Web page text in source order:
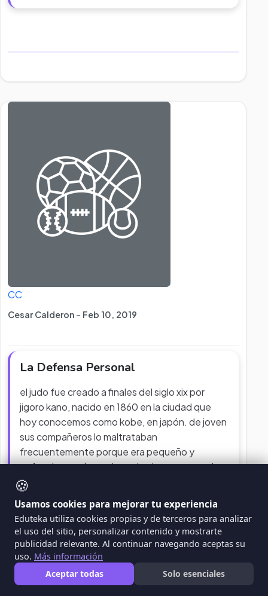
CC
Cesar Calderon - Feb 10, 2019
La Defensa Personal
el judo fue creado a finales del siglo xix por
jigoro kano, nacido en 1860 en la ciudad que
hoy conocemos como kobe, en japón. de joven
sus compañeros lo maltrataban
frecuentemente porque era pequeño y
enfermizo, razón por la cual quiso encontrar la
forma de hacerse fuerte. a los
PROYECTO EDUCACIÓN FÍSICA
🍪
Usamos cookies para mejorar tu experiencia
Eduteka utiliza cookies propias y de terceros para analizar
el uso del sitio, personalizar contenido y mostrarte
publicidad relevante. Al continuar navegando aceptas su
uso. Más información
Aceptar todas
Solo esenciales